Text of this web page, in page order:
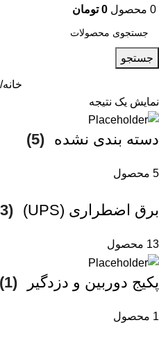
0 محصول 0 تومان
جستجو
خانه
نمایش یک نتیجه
دسته بندی نشده (5)
5 محصول
برق اضطراری (UPS) (13)
13 محصول
پکیج دوربین و دزدگیر (1)
1 محصول